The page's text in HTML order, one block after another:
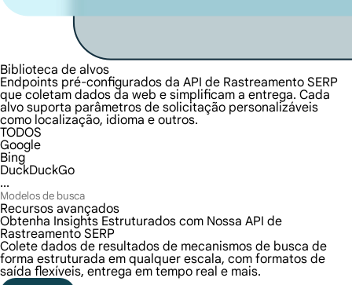
Biblioteca de alvos
Endpoints pré-configurados da API de Rastreamento SERP
que coletam dados da web e simplificam a entrega. Cada
alvo suporta parâmetros de solicitação personalizáveis
como localização, idioma e outros.
TODOS
Google
Bing
DuckDuckGo
...
Recursos avançados
Obtenha Insights Estruturados com Nossa API de
Rastreamento SERP
Colete dados de resultados de mecanismos de busca de
forma estruturada em qualquer escala, com formatos de
saída flexíveis, entrega em tempo real e mais.